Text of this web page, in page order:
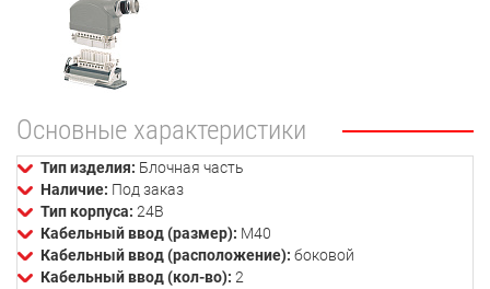
Основные характеристики
Тип изделия: Блочная часть
Наличие: Под заказ
Тип корпуса: 24В
Кабельный ввод (размер): М40
Кабельный ввод (расположение): боковой
Кабельный ввод (кол-во): 2